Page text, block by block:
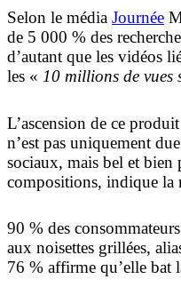
Selon le média Journée
de 5 000 % des
d’autant que les vidéos
les « 10 millions de vues
L’ascension de ce
n’est pas uniquement
sociaux, mais bel et bien
compositions, indique la
90 % des
aux noisettes grillées,
76 % affirme qu’elle bat